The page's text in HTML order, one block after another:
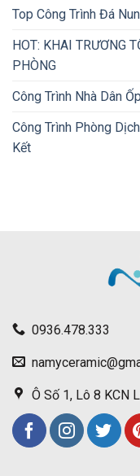
Top Công Trình Đá
HOT: KHAI TRƯƠNG
PHÒNG
Công Trình Nhà Dân
Công Trình Phòng
Kết
0936.478.333
Ô Số 1, Lô 8 KCN